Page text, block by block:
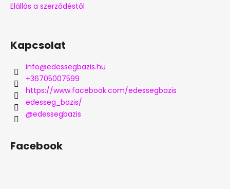
Elállás a szerződéstől
Kapcsolat
info@edessegbazis.hu
+36705007599
https://www.facebook.com/edessegbazis
edesseg_bazis/
@edessegbazis
Facebook